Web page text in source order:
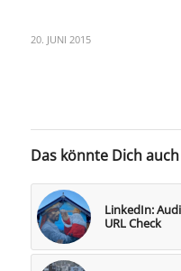
20. JUNI 2015
Das könnte Dich
LinkedIn:
URL Check